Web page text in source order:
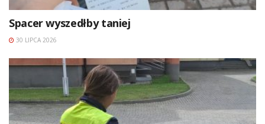
Spacer wyszedłby taniej
30 LIPCA 2026